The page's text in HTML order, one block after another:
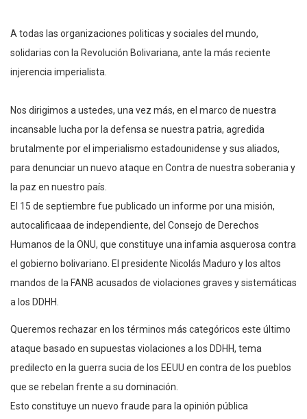
A todas las organizaciones politicas y sociales del mundo,
solidarias con la Revolución Bolivariana, ante la más reciente
injerencia imperialista.
Nos dirigimos a ustedes, una vez más, en el marco de nuestra
incansable lucha por la defensa se nuestra patria, agredida
brutalmente por el imperialismo estadounidense y sus aliados,
para denunciar un nuevo ataque en Contra de nuestra soberania y
la paz en nuestro país.
El 15 de septiembre fue publicado un informe por una misión,
autocalificaaa de independiente, del Consejo de Derechos
Humanos de la ONU, que constituye una infamia asquerosa contra
el gobierno bolivariano. El presidente Nicolás Maduro y los altos
mandos de la FANB acusados de violaciones graves y sistemáticas
a los DDHH.
Queremos rechazar en los términos más categóricos este último
ataque basado en supuestas violaciones a los DDHH, tema
predilecto en la guerra sucia de los EEUU en contra de los pueblos
que se rebelan frente a su dominación.
Esto constituye un nuevo fraude para la opinión pública